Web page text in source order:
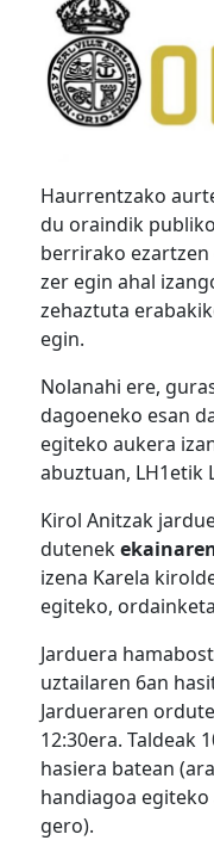
Haurrentzako
du oraindik
berrirako
zer egin ahal
zehaztuta
egin.
Nolanahi ere,
dagoeneko esan
egiteko aukera
abuztuan, LH1etik
Kirol Anitzak
dutenek
izena Karela
egiteko,
Jarduera
uztailaren 6an
Jardueraren
12:30era. Taldeak
hasiera batean
handiagoa
gero).